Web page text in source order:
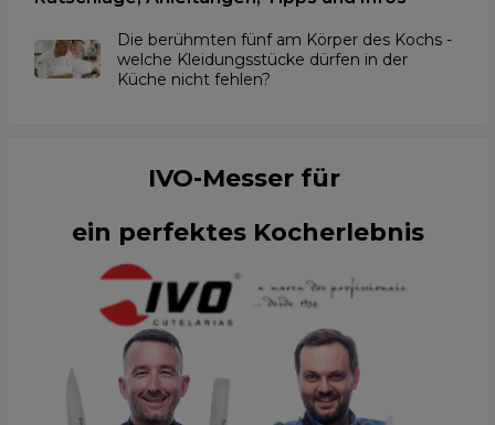
Die berühmten fünf am Körper des Kochs -
welche Kleidungsstücke dürfen in der
Küche nicht fehlen?
IVO-Messer für
ein perfektes Kocherlebnis